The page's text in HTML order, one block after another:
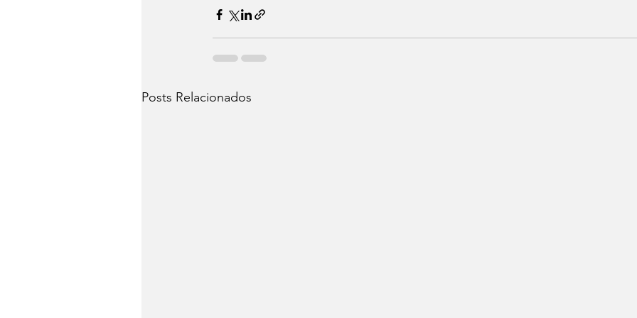
Posts Relacionados